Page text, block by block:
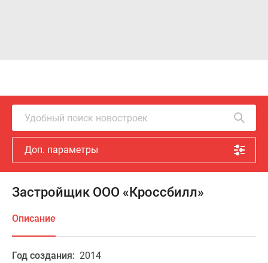
Удобный поиск новостроек
Доп. параметры
Застройщик ООО «Кроссбилл»
Описание
Год создания: 2014